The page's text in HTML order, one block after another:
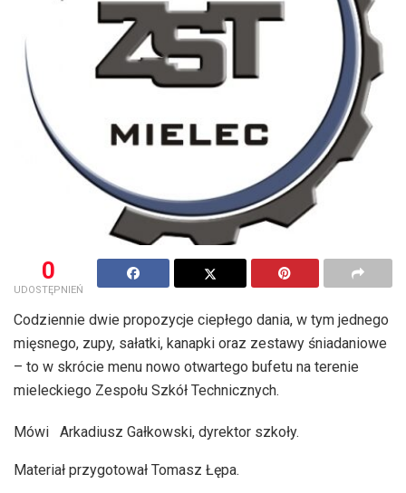
0
UDOSTĘPNIEŃ
Codziennie dwie propozycje ciepłego dania, w tym jednego
mięsnego, zupy, sałatki, kanapki oraz zestawy śniadaniowe
– to w skrócie menu nowo otwartego bufetu na terenie
mieleckiego Zespołu Szkół Technicznych.
Mówi Arkadiusz Gałkowski, dyrektor szkoły.
Materiał przygotował Tomasz Łępa.